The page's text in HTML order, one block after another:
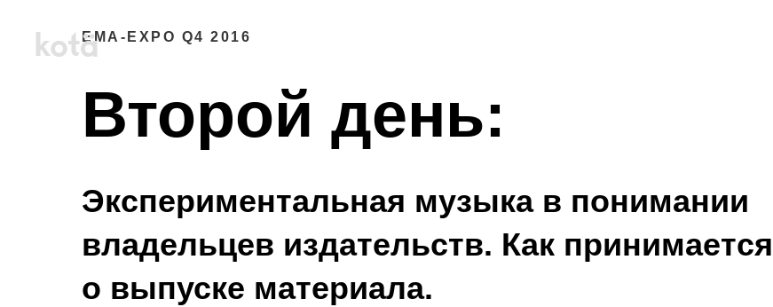
EMA-EXPO Q4 2016
Второй день:
Экспериментальная музыка в понимании
владельцев издательств. Как
о выпуске материала.